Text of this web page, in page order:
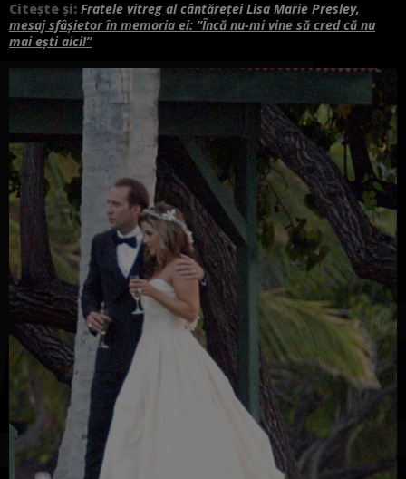
Citește și: Fratele vitreg al cântăreței Lisa Marie Presley,
mesaj sfâșietor în memoria ei: ”Încă nu-mi vine să cred că nu
mai ești aici!”